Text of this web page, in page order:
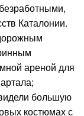
Каталонии.
ареной для
большую
костюмах с